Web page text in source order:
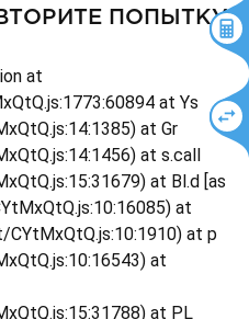
ПОПЫТКУ
at
at Ys
at Gr
at s.call
at Bl.d [as
at
at p
at
at PL